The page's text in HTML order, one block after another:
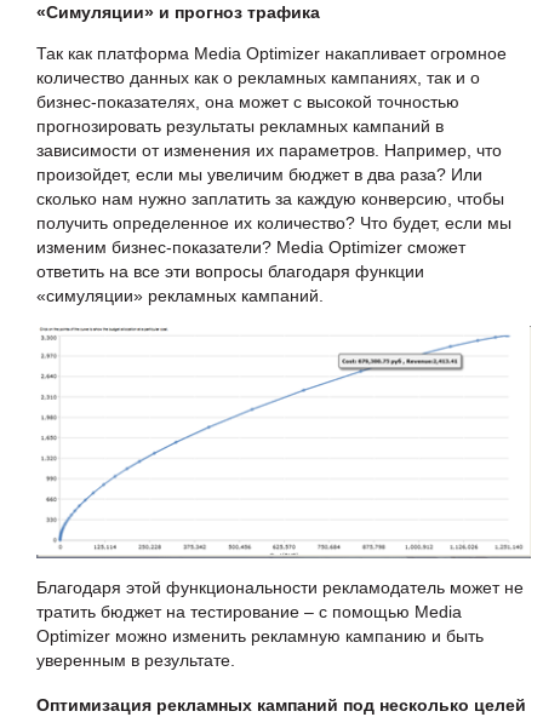
«Симуляции» и прогноз трафика
Так как платформа Media Optimizer накапливает огромное
количество данных как о рекламных кампаниях, так и о
бизнес-показателях, она может с высокой точностью
прогнозировать результаты рекламных кампаний в
зависимости от изменения их параметров. Например, что
произойдет, если мы увеличим бюджет в два раза? Или
сколько нам нужно заплатить за каждую конверсию, чтобы
получить определенное их количество? Что будет, если мы
изменим бизнес-показатели? Media Optimizer сможет
ответить на все эти вопросы благодаря функции
«симуляции» рекламных кампаний.
Благодаря этой функциональности рекламодатель может не
тратить бюджет на тестирование – с помощью Media
Optimizer можно изменить рекламную кампанию и быть
уверенным в результате.
Оптимизация рекламных кампаний под несколько целей